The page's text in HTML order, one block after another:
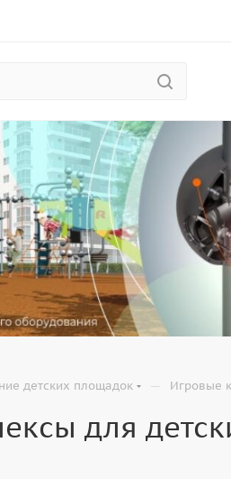
детских площадок — Игровые
для